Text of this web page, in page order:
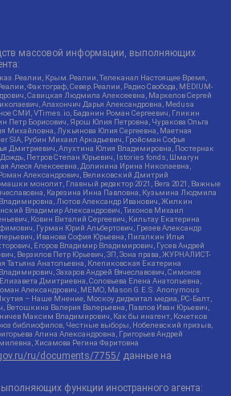
массовой информации, выполняющих
Крым.Реалии, Телеканал Настоящее Время,
Фактограф, Север.Реалии, Радио Свобода, MEDIUM-
Савицкая Людмила Алексеевна, Маркелов Сергей
Апахончич Дарья Александровна, Medusa
СМИ, VTimes.io, Баданин Роман Сергеевич, Гликин
Петр Борисович, Ярош Юлия Петровна, Чуракова Ольга
Михайловна, Лукьянова Юлия Сергеевна, Маетная
SIA, Рубин Михаил Аркадьевич, Гройсман Софья
Дмитриевич, Апухтина Юлия Владимировна, Постернак
Петров Степан Юрьевич, Istories fonds, Шмагун
Алеся Алексеевна, Долинина Ирина Николаевна,
Александрович, Великовский Дмитрий
монолит, Главный редактор 2021, Вега 2021, Важные
Карезина Инна Павловна, Кузьмина Людмила
Лютов Александр Иванович, Жилкин
Владимир Александрович, Тихонов Михаил
Ковин Виталий Сергеевич, Кильтау Екатерина
Гурман Юрий Альбертович, Грезев Александр
Иванова София Юрьевна, Пигалкин Илья
Егоров Владимир Владимирович, Гусев Андрей
Верзилов Петр Юрьевич, ЗП, Зона права, ЖУРНАЛИСТ-
Анатольевна, Клепиковская Екатерина
Захаров Андрей Вячеславович, Симонов
Дмитриевна, Соловьева Елена Анатольевна,
Александрович, МЕМО, Mason G.E.S. Anonymous
– Наше Мнение, Москоу диджитал медиа, РС-Балт,
Ветошкина Валерия Валерьевна, Павлов Иван Юрьевич,
Максим Владимирович, Как бы инагент, Кочетков
библиофилов, Честные выборы, Нобелевский призыв,
Алина Александровна, Григорьев Андрей
Хисамова Регина Фаритовна
ru/documents/7755/ данные на
функции иностранного агента: